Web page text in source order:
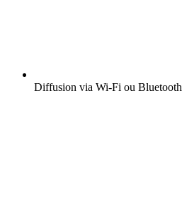
Diffusion via Wi-Fi ou Bluetooth